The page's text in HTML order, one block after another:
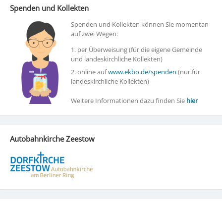
Spenden und Kollekten
Spenden und Kollekten können Sie momentan
auf zwei Wegen:
1. per Überweisung (für die eigene Gemeinde
und landeskirchliche Kollekten)
2. online aufwww.ekbo.de/spenden (nur für
landeskirchliche Kollekten)
Weitere Informationen dazu finden Sie hier
Autobahnkirche Zeestow